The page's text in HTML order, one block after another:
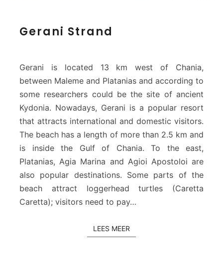
n
S
t
r
a
n
Gerani Strand
Gerani is located 13 km west of Chania,
between Maleme and Platanias and according to
some researchers could be the site of ancient
Kydonia. Nowadays, Gerani is a popular resort
that attracts international and domestic visitors.
The beach has a length of more than 2.5 km and
is inside the Gulf of Chania. To the east,
Platanias, Agia Marina and Agioi Apostoloi are
also popular destinations. Some parts of the
beach attract loggerhead turtles (Caretta
Caretta); visitors need to pay…
LEES MEER